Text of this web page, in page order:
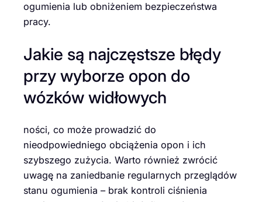
ogumienia lub obniżeniem bezpieczeństwa
pracy.
Jakie są najczęstsze błędy
przy wyborze opon do
wózków widłowych
ności, co może prowadzić do
nieodpowiedniego obciążenia opon i ich
szybszego zużycia. Warto również zwrócić
uwagę na zaniedbanie regularnych przeglądów
stanu ogumienia – brak kontroli ciśnienia